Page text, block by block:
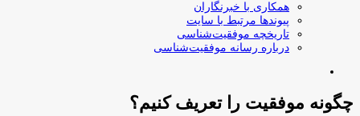
همکاری با خبرنگاران
پیوندها مرتبط با سایت
تاریخچه موفقیت‌شناسی
درباره رسانه موفقیت‌شناسی
چگونه موفقیت را تعریف کنیم؟